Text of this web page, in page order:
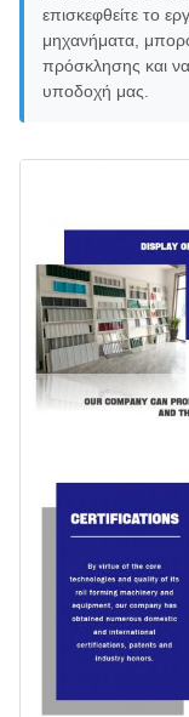
επισκεφθείτε το
μηχανήματα,
πρόσκλησης και
υποδοχή μας.